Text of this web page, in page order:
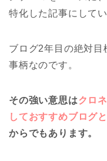
特化した記事にして
ブログ2年目の絶対目
事柄なのです。
その強い意思はクロ
しておすすめブログ
からでもあります。